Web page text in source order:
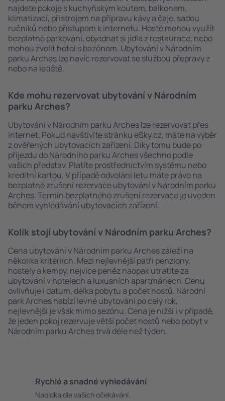
najdete pokoje s kuchyňským koutem, balkonem,
klimatizací, přístrojem na přípravu kávy a čaje, sadou
ručníků nebo přístupem k internetu. Hosté mohou využít
bezplatné parkování, objednat si jídla z restaurace, nebo
mohou zvolit hotel s bazénem. Ubytování v Národním
parku Arches lze navíc rezervovat se službou přepravy z
nebo na letiště.
Kde mohu rezervovat ubytování v Národním
parku Arches?
Ubytování v Národním parku Arches lze rezervovat přes
internet. Pokud navštívíte stránku eSky.cz, máte na výběr
z ověřených ubytovacích zařízení. Díky tomu bude po
příjezdu do Národního parku Arches všechno podle
vašich představ. Platíte prostřednictvím systému nebo
kreditní kartou. V případě odvolání letu máte právo na
bezplatné zrušení rezervace ubytování v Národním parku
Arches. Termín bezplatného zrušení rezervace je uveden
během vyhledávání ubytovacích zařízení.
Kolik stojí ubytování v Národním parku Arches?
Cena ubytování v Národním parku Arches záleží na
několika kritériích. Mezi nejlevnější patří penziony,
hostely a kempy, nejvíce peněz naopak utratíte za
ubytování v hotelech a luxusních apartmánech. Cenu
ovlivňuje i datum, délka pobytu a počet hostů. Národní
park Arches nabízí levné ubytování po celý rok,
nejlevnější je však mimo sezónu. Cena je nižší i v případě,
že jeden pokoj rezervuje větší počet hostů nebo pobyt v
Národním parku Arches trvá déle než týden.
Rychlé a snadné vyhledávání
Nabídka dle vašich očekávání.